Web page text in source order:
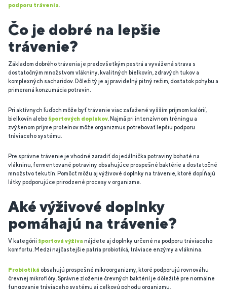
podporu trávenia
Čo je dobré na lepšie
trávenie?
Základom dobrého trávenia je predovšetkým pestrá a vyvážená strava s
dostatočným množstvom vlákniny, kvalitných bielkovín, zdravých tukov a
komplexných sacharidov. Dôležitý je aj pravidelný pitný režim, dostatok pohybu a
primeraná konzumácia potravín.
Pri aktívnych ľuďoch môže byť trávenie viac zaťažené vyšším príjmom kalórií,
bielkovín alebo športových doplnkov . Najmä pri intenzívnom tréningu a
zvýšenom príjme proteínov môže organizmus potrebovať lepšiu podporu
tráviaceho systému.
Pre správne trávenie je vhodné zaradiť do jedálnička potraviny bohaté na
vlákninu, fermentované potraviny obsahujúce prospešné baktérie a dostatočné
množstvo tekutín. Pomôcť môžu aj výživové doplnky na trávenie, ktoré dopĺňajú
látky podporujúce prirodzené procesy v organizme.
Aké výživové doplnky
pomáhajú na trávenie?
V kategórii športová výživa nájdete aj doplnky určené na podporu tráviaceho
komfortu. Medzi najčastejšie patria probiotiká, tráviace enzýmy a vláknina.
Probiotiká obsahujú prospešné mikroorganizmy, ktoré podporujú rovnováhu
črevnej mikroflóry. Správne zloženie črevných baktérií je dôležité pre normálne
fungovanie tráviaceho systému aj celkovú pohodu organizmu.